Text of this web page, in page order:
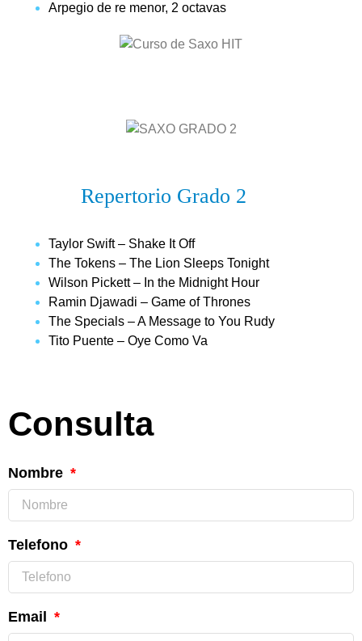
Arpegio de re menor, 2 octavas
Repertorio Grado 2
Taylor Swift – Shake It Off
The Tokens – The Lion Sleeps Tonight
Wilson Pickett – In the Midnight Hour
Ramin Djawadi – Game of Thrones
The Specials – A Message to You Rudy
Tito Puente – Oye Como Va
Consulta
Nombre
Telefono
Email